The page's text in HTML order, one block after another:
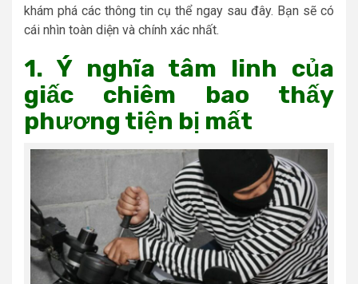
khám phá các thông tin cụ thể ngay sau đây. Bạn sẽ có
cái nhìn toàn diện và chính xác nhất.
1. Ý nghĩa tâm linh của
giấc chiêm bao thấy
phương tiện bị mất